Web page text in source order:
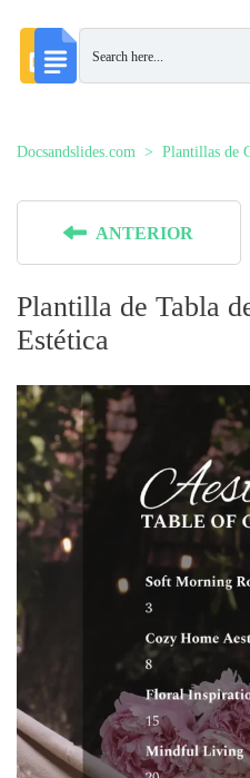
Docsandslides.com Plantillas de
ANTERIOR
Plantilla de Tabla
Estética